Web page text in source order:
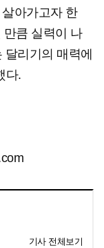
아가고자 한
만큼 실력이 나
리기의 매력에
다.
기사 전체보기